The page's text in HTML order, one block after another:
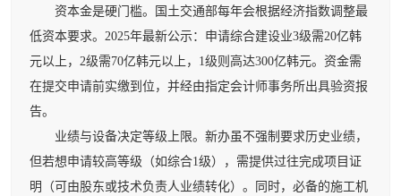
资本金是硬门槛。国土交通部每年会根据经济指数调整最
低资本要求。2025年最新公示：申请综合建设业3级需20亿韩
元以上，2级需70亿韩元以上，1级则高达300亿韩元。资金需
在提交申请前实缴到位，并经由指定会计师事务所出具验资报
告。
业绩与设备决定等级上限。新办虽不强制要求历史业绩，
但若想申请较高等级（如综合1级），需提供过往完成项目证
明（可由股东或技术负责人业绩转化）。同时，必备的施工机